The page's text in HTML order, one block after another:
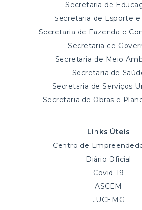
Secretaria de
Secretaria de Esporte e
Secretaria de Fazenda e
Secretaria de
Secretaria de Meio
Secretaria de
Secretaria de Serviços
Secretaria de Obras e
Links Úteis
Centro de
Diário Oficial
Covid-19
ASCEM
JUCEMG